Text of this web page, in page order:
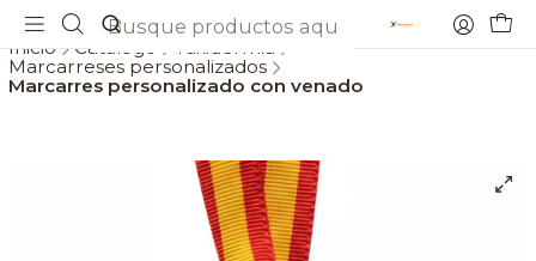
Inicio Catálogo
Marcarreses personalizados
Marcarres personalizado con venado